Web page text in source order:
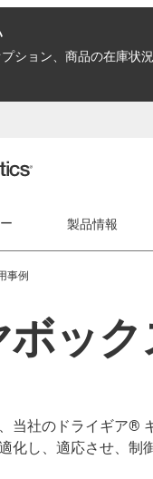
ション、商品の在庫状
製品情報
事例
ッ
当社のドライギア®
化し、適応させ、